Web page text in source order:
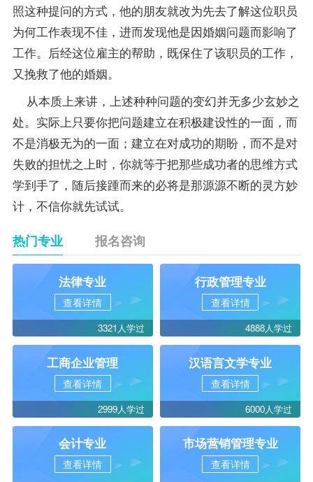
照这种提问的方式，他的朋友就改为先去了解这位职员
为何工作表现不佳，进而发现他是因婚姻问题而影响了
工作。后经这位雇主的帮助，既保住了该职员的工作，
又挽救了他的婚姻。
从本质上来讲，上述种种问题的变幻并无多少玄妙之
处。实际上只要你把问题建立在积极建设性的一面，而
不是消极无为的一面；建立在对成功的期盼，而不是对
失败的担忧之上时，你就等于把那些成功者的思维方式
学到手了，随后接踵而来的必将是那源源不断的灵方妙
计，不信你就先试试。
热门专业 报名咨询
法律专业
查看详情
3321人学过
行政管理专业
查看详情
4888人学过
工商企业管理
查看详情
2999人学过
汉语言文学专业
查看详情
6000人学过
会计专业
查看详情
市场营销管理专业
查看详情